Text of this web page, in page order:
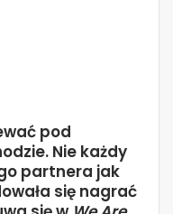
pod
Nie każdy
partnera jak
się nagrać